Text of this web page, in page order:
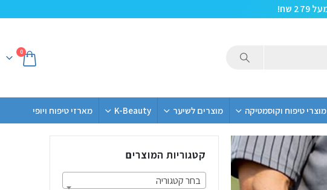
0
מוצרי טיפוח וקוסמטיקה מוצרים לשיער K-Beauty מארזי טיפוח ויופי
קטגוריות המוצרים
בחר קטגוריה